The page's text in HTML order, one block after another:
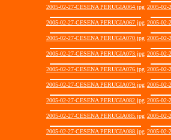
2005-02-27-CESENA PERUGIA064.jpg 2005-02-
2005-02-27-CESENA PERUGIA067.jpg 2005-02-
2005-02-27-CESENA PERUGIA070.jpg 2005-02-
2005-02-27-CESENA PERUGIA073.jpg 2005-02-
2005-02-27-CESENA PERUGIA076.jpg 2005-02-
2005-02-27-CESENA PERUGIA079.jpg 2005-02-
2005-02-27-CESENA PERUGIA082.jpg 2005-02-
2005-02-27-CESENA PERUGIA085.jpg 2005-02-
2005-02-27-CESENA PERUGIA088.jpg 2005-02-